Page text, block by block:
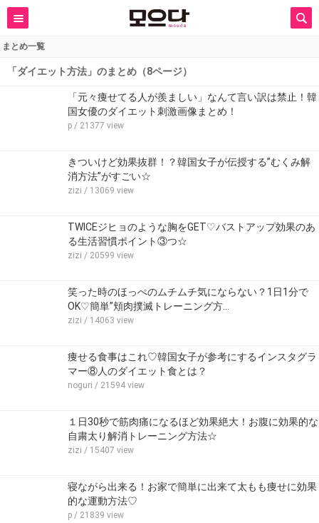
まとめ一覧
「ダイエット方法」のまとめ（8ページ）
「元々痩せてる人が羨ましい」なんて言い訳は禁止！韓
国女優のダイエット刺激画像まとめ！
p / 21377 view
きついけど効果抜群！？韓国女子が伝授する”むくみ解
消方法”がすごい☆
zizi / 13069 view
TWICEジヒョのような胸をGET♡バストアップ効果のあ
る生活習慣ポイント③つ☆
zizi / 20599 view
笑った時のほっぺのムチムチ気にならない？1日1分で
OK♡簡単”頬肉撲滅トレーニング方…
zizi / 14063 view
痩せる食事はこれ♡韓国女子が参考にするインスタグラ
マー⑧人のダイエット食とは？
noguri / 21594 view
１日30秒で筋肉痛になるほど効果絶大！お腹に効果的な
自粛太り解消トレーニング方法☆
zizi / 15407 view
寝ながら出来る！お家で簡単に出来て太もも痩せに効果
的な運動方法♡
p / 21839 view